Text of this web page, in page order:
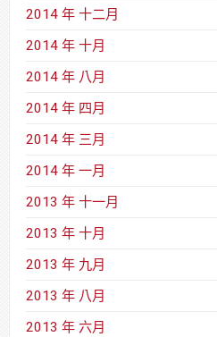
2014 年 十二月
2014 年 十月
2014 年 八月
2014 年 四月
2014 年 三月
2014 年 一月
2013 年 十一月
2013 年 十月
2013 年 九月
2013 年 八月
2013 年 六月